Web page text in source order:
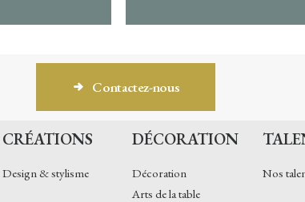
Contactez-nous
CRÉATIONS
Design & stylisme
DÉCORATION
Décoration
Arts de la table
Nos